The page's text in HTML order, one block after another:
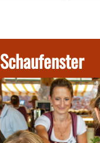
Schaufenster